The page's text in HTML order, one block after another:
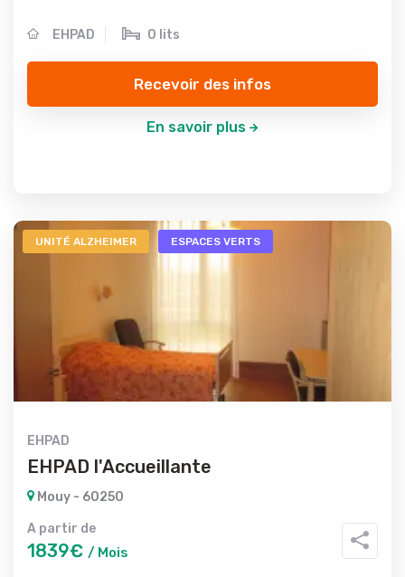
EHPAD 0 lits
Recevoir des infos
En savoir plus
UNITÉ ALZHEIMER ESPACES VERTS
EHPAD
EHPAD l'Accueillante
Mouy - 60250
A partir de
1839€ / Mois